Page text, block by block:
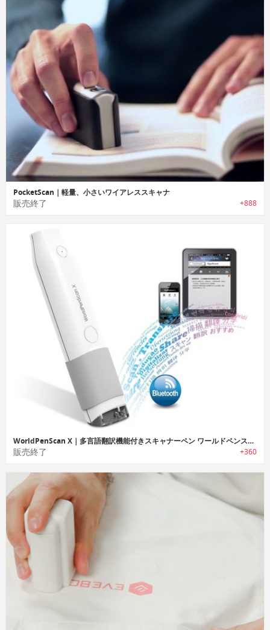
PocketScan｜軽量、小さいワイアレススキャナ
販売終了 +888
WorldPenScan X｜多言語翻訳機能付きスキャナーペン ワールドペンスキャンX
販売終了 +360